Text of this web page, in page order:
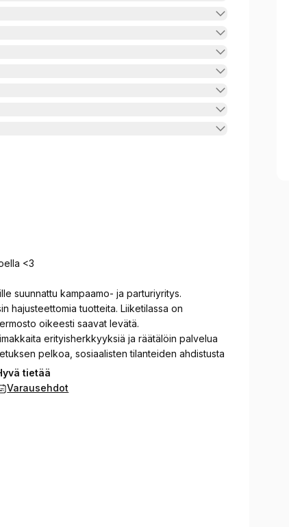
<3
suunnattu kampaamo- ja parturiyritys.
hajusteettomia tuotteita. Liiketilassa on
oikeesti saavat levätä.
erityisherkkyyksiä ja räätälöin palvelua
pelkoa, sosiaalisten tilanteiden ahdistusta
ja luontevan kampaamo kokemuksen olit
tietää
Varausehdot